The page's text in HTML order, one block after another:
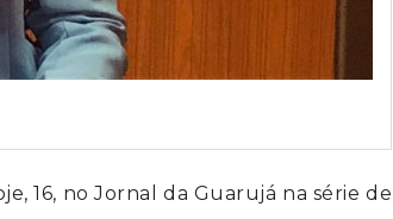
16, no Jornal da Guarujá na série de